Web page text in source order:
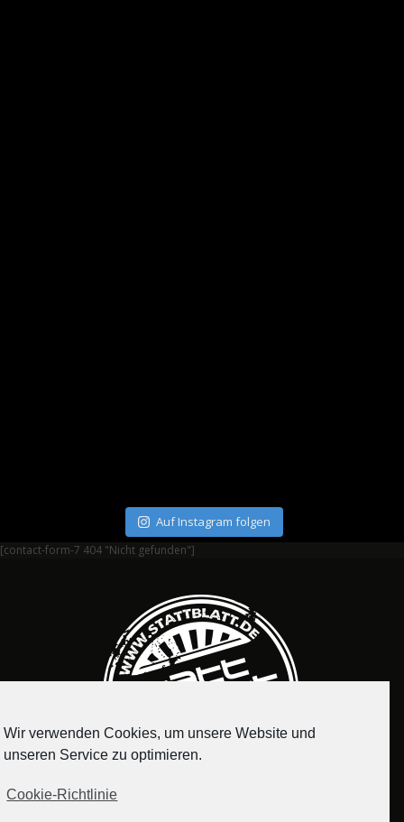
Auf Instagram folgen
[contact-form-7 404 "Nicht gefunden"]
Wir verwenden Cookies, um unsere Website und
unseren Service zu optimieren.
Cookie-Richtlinie